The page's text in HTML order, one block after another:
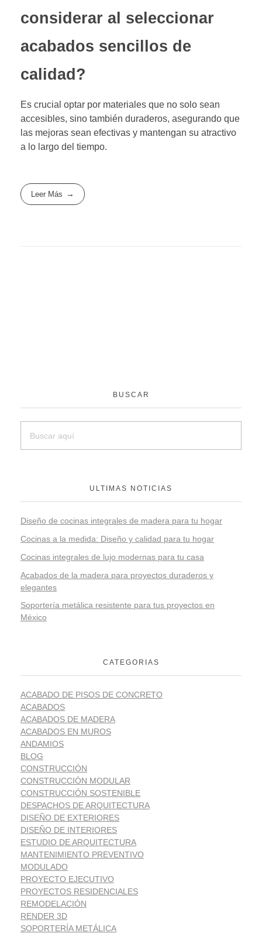
considerar al seleccionar
acabados sencillos de
calidad?
Es crucial optar por materiales que no solo sean
accesibles, sino también duraderos, asegurando que
las mejoras sean efectivas y mantengan su atractivo
a lo largo del tiempo.
Leer Más
BUSCAR
ULTIMAS NOTICIAS
Diseño de cocinas integrales de madera para tu hogar
Cocinas a la medida: Diseño y calidad para tu hogar
Cocinas integrales de lujo modernas para tu casa
Acabados de la madera para proyectos duraderos y
elegantes
Soportería metálica resistente para tus proyectos en
México
CATEGORIAS
ACABADO DE PISOS DE CONCRETO
ACABADOS
ACABADOS DE MADERA
ACABADOS EN MUROS
ANDAMIOS
BLOG
CONSTRUCCIÓN
CONSTRUCCIÓN MODULAR
CONSTRUCCIÓN SOSTENIBLE
DESPACHOS DE ARQUITECTURA
DISEÑO DE EXTERIORES
DISEÑO DE INTERIORES
ESTUDIO DE ARQUITECTURA
MANTENIMIENTO PREVENTIVO
MODULADO
PROYECTO EJECUTIVO
PROYECTOS RESIDENCIALES
REMODELACIÓN
RENDER 3D
SOPORTERÍA METÁLICA